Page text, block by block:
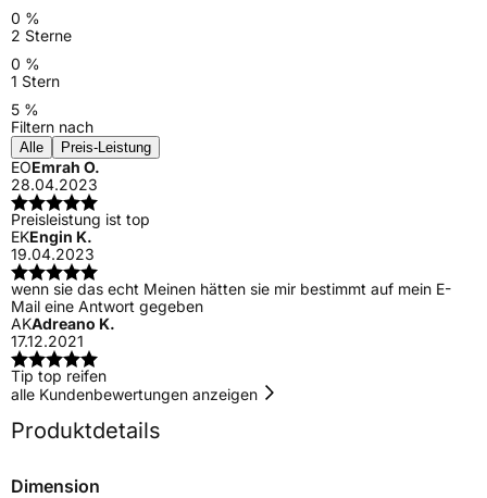
0 %
2 Sterne
0 %
1 Stern
5 %
Filtern nach
Alle Preis-Leistung
EOEmrah O.
28.04.2023
Preisleistung ist top
EKEngin K.
19.04.2023
wenn sie das echt Meinen hätten sie mir bestimmt auf mein E-
Mail eine Antwort gegeben
AKAdreano K.
17.12.2021
Tip top reifen
alle Kundenbewertungen anzeigen
Produktdetails
Dimension